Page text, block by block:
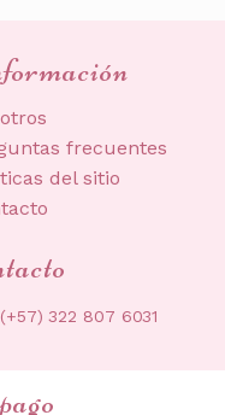
(+57) 322 807 6031
frecuentes
del sitio